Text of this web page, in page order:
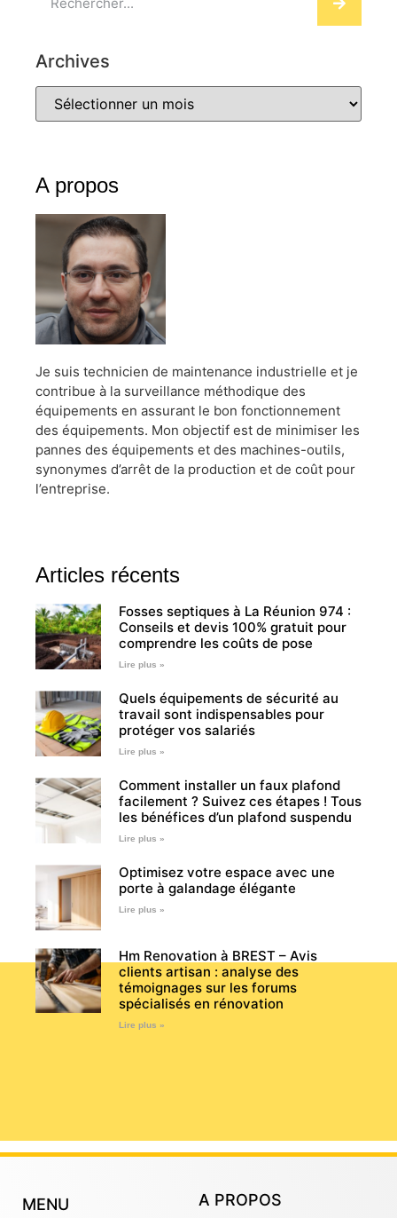
Archives
A propos
Je suis technicien de maintenance industrielle et je
contribue à la surveillance méthodique des
équipements en assurant le bon fonctionnement
des équipements. Mon objectif est de minimiser les
pannes des équipements et des machines-outils,
synonymes d’arrêt de la production et de coût pour
l’entreprise.
Articles récents
Fosses septiques à La Réunion 974 :
Conseils et devis 100% gratuit pour
comprendre les coûts de pose
Lire plus »
Quels équipements de sécurité au
travail sont indispensables pour
protéger vos salariés
Lire plus »
Comment installer un faux plafond
facilement ? Suivez ces étapes ! Tous
les bénéfices d’un plafond suspendu
Lire plus »
Optimisez votre espace avec une
porte à galandage élégante
Lire plus »
Hm Renovation à BREST – Avis
clients artisan : analyse des
témoignages sur les forums
spécialisés en rénovation
Lire plus »
MENU A PROPOS